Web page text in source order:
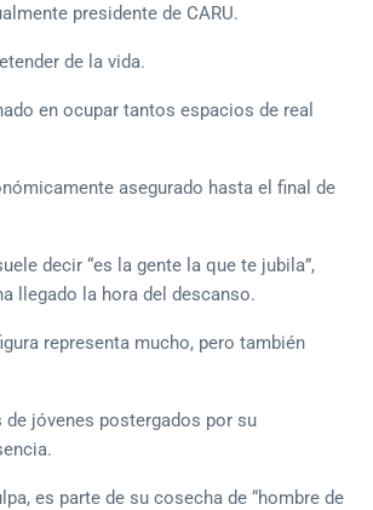
presidente de CARU.
de la vida.
en ocupar tantos espacios de real
asegurado hasta el final de
decir “es la gente la que te jubila”,
llegado la hora del descanso.
representa mucho, pero también
de jóvenes postergados por su
es parte de su cosecha de “hombre de